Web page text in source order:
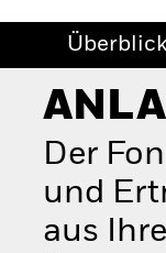
Überblick
Der
und
aus